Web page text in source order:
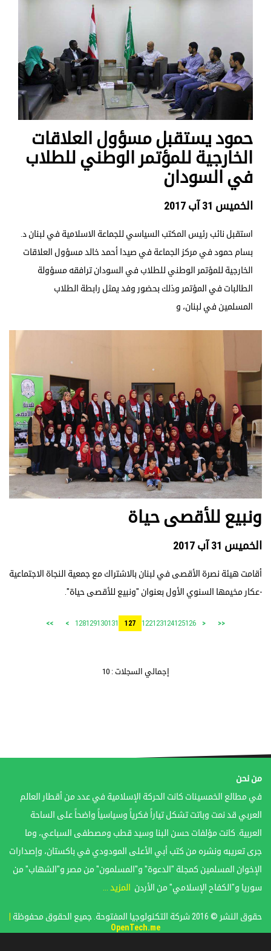
حمود يستقبل مسؤول العلاقات
الخارجية للمؤتمر الوطني للطلاب
في السودان
الخميس 31 آب 2017
استقبل نائب رئيس المكتب السياسي للجماعة الاسلامية في لبنان د.
بسام حمود في مركز الجماعة في صيدا أحمد خالد مسؤول العلاقات
الخارجية للمؤتمر الوطني للطلاب في السودان ترافقه مسؤولة
الطالبات في المؤتمر وذلك بحضور وفد يمثل رابطة الطلاب
المسلمين في لبنان، و
ونبيع للأقصى حياة
الخميس 31 آب 2017
أقامت هيئة نصرة الأقصى في لبنان بالاشتراك مع جمعية النجاة الاجتماعية
-عكار مخيمها السنوي الأول بعنوان "ونبيع للأقصى حياة".
<<
<
122123124125126
127
128129130131
>
>>
إجمالي السجلات : 10
من نحن
في مطالع الخمسينات كانت الحركة الإسلامية في عدد من أقطار العالم
العربي قد نمت وباتت تشكل تياراً فكرياً وسياسياً واضحاً على الساحة
العربية. كانت مؤلفات حسن البنا وسيد قطب ومصطفى السباعي، وما
جرى تعريبه ونشره من كتب أبي الأعلى المودودي في باكستان، وإصدارات
الإخوان المسلمين كمجلة "الدعوة" و"المسلمون" من مصر و"الشهاب" من
سوريا و"الكفاح الإسلامي" من الأردن
المزيد ...
حقوق النشر © 2016 شركة التكنولوجيا المفتوحة. جميع الحقوق محفوظة
OpenTech.me